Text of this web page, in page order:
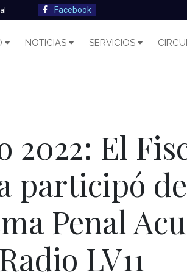
Facebook
NOTICIAS SERVICIOS
2022: El
participó
Penal
Radio LV11